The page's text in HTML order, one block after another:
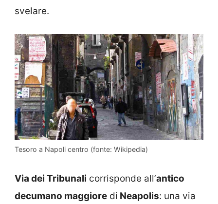
svelare.
Tesoro a Napoli centro (fonte: Wikipedia)
Via dei Tribunali corrisponde all’antico
decumano maggiore di Neapolis: una via